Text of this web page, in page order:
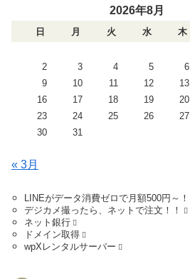
2026年8月
日 月 火 水 木
2
3 4 5 6
9
10 11 12 13
16
17 18 19 20
23
24 25 26 27
30
31
« 3月
LINEがデータ消費ゼロで月額500円～！
デジカメ撮ったら、ネットで注文！！
ネット銀行
ドメイン取得
wpXレンタルサーバー